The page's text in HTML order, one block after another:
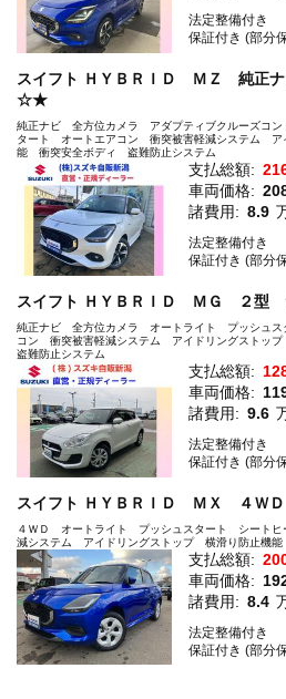
法定整備付き
保証付き (部分
スイフト ＨＹＢＲＩＤ ＭＺ 純正
☆★
純正ナビ 全方位カメラ アダプティブクルーズコ
タート オートエアコン 衝突被害軽減システム ア
能 衝突安全ボディ 盗難防止システム
支払総額:
車両価格:
諸費用: 8.9
法定整備付き
保証付き (部分
スイフト ＨＹＢＲＩＤ ＭＧ ２
純正ナビ 全方位カメラ オートライト プッシュ
コン 衝突被害軽減システム アイドリングストッ
盗難防止システム
支払総額:
車両価格:
諸費用: 9.6
法定整備付き
保証付き (部分
スイフト ＨＹＢＲＩＤ ＭＸ ４ＷＤ
４ＷＤ オートライト プッシュスタート シート
減システム アイドリングストップ 横滑り防止機
支払総額:
車両価格:
諸費用: 8.4
法定整備付き
保証付き (部分